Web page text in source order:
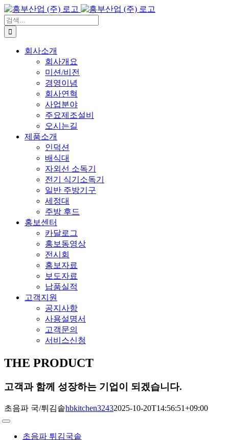
콘
텐
츠
로
검
색:
회사소개
회사개요
미션/비전
경영이념
회사연혁
사업분야
주요제조설비
오시는길
제품소개
인덕션
배식대
자외선 소독기
전기 식기소독기
일반 주방기구
세정대
주방 후드
홍보센터
카달로그
홍보동영상
전시회
홍보자료
보도자료
납품실적
고객지원
공지사항
사용설명서
고객문의
서비스신청
THE PRODUCT
고객과 함께 성장하는 기업이 되겠습니다.
초음파 국/튀김솥hbkitchen32432025-10-20T14:56:51+09:00
Toggle
Navigation초음파 튀김국솥